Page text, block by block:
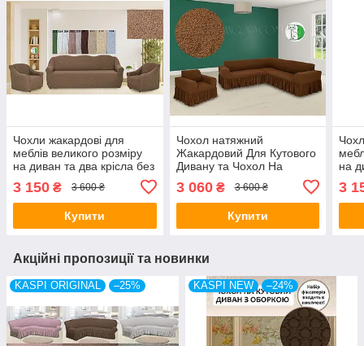
Чохли жакардові для
меблів великого розміру
на диван та два крісла без
капучино
3 150 ₴ 3 600 ₴
Купити
Чохол натяжний
Жакардовий Для Кутового
Дивану та Чохол На
Крісло З Оборкою гарячий
шоколад Venera
3 060₴ 3 600 ₴
Купити
на
3
Акційні пропозиції та новинки
KASPI ORIGINAL –25% KASPI NEW –24%